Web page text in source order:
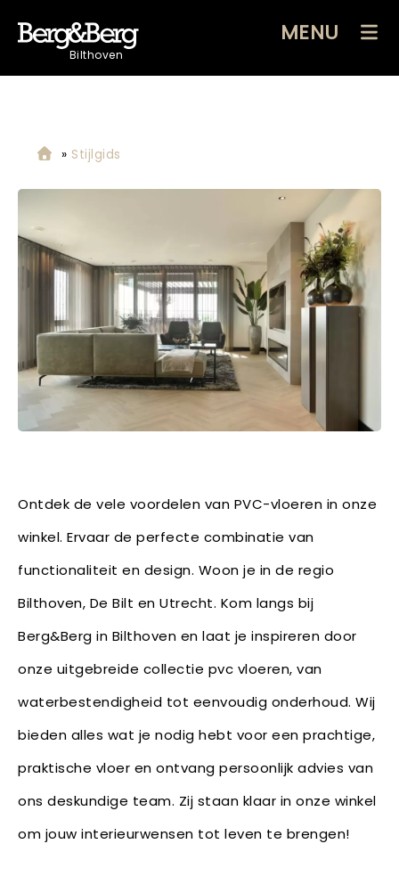
Bilthoven
MENU
» Stijlgids
Ontdek de vele voordelen van PVC-vloeren in onze
winkel. Ervaar de perfecte combinatie van
functionaliteit en design. Woon je in de regio
Bilthoven, De Bilt en Utrecht. Kom langs bij
Berg&Berg in Bilthoven en laat je inspireren door
onze uitgebreide collectie pvc vloeren, van
waterbestendigheid tot eenvoudig onderhoud. Wij
bieden alles wat je nodig hebt voor een prachtige,
praktische vloer en ontvang persoonlijk advies van
ons deskundige team. Zij staan klaar in onze winkel
om jouw interieurwensen tot leven te brengen!